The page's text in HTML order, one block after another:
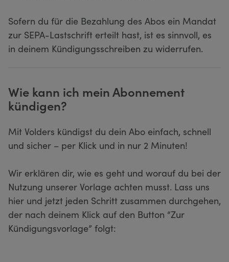
Sofern du für die Bezahlung des Abos ein Mandat
zur SEPA-Lastschrift erteilt hast, ist es sinnvoll, es
in deinem Kündigungsschreiben zu widerrufen.
Wie kann ich mein Abonnement
kündigen?
Mit Volders kündigst du dein Abo einfach, schnell
und sicher – per Klick und in nur 2 Minuten!
Wir erklären dir, wie es geht und worauf du bei der
Nutzung unserer Vorlage achten musst. Lass uns
hier und jetzt jeden Schritt zusammen durchgehen,
der nach deinem Klick auf den Button “Zur
Kündigungsvorlage” folgt: